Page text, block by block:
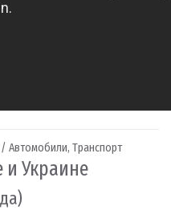
/ Автомобили, Транспорт
и Украине